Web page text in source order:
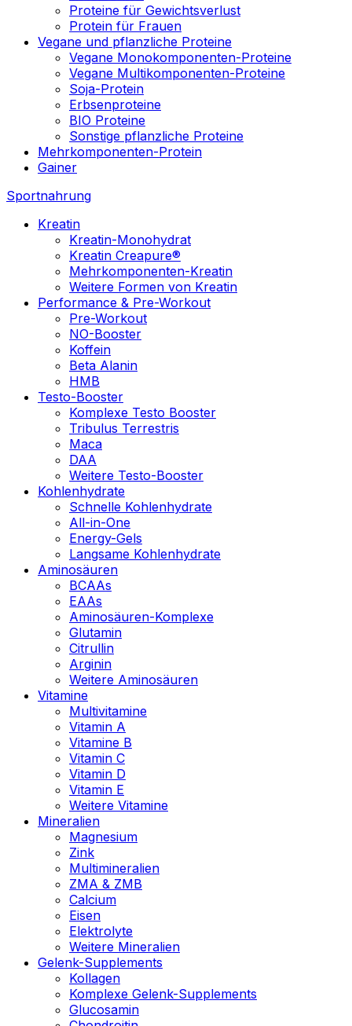
Proteine für Gewichtsverlust
Protein für Frauen
Vegane und pflanzliche Proteine
Vegane Monokomponenten-Proteine
Vegane Multikomponenten-Proteine
Soja-Protein
Erbsenproteine
BIO Proteine
Sonstige pflanzliche Proteine
Mehrkomponenten-Protein
Gainer
Sportnahrung
Kreatin
Kreatin-Monohydrat
Kreatin Creapure®
Mehrkomponenten-Kreatin
Weitere Formen von Kreatin
Performance & Pre-Workout
Pre-Workout
NO-Booster
Koffein
Beta Alanin
HMB
Testo-Booster
Komplexe Testo Booster
Tribulus Terrestris
Maca
DAA
Weitere Testo-Booster
Kohlenhydrate
Schnelle Kohlenhydrate
All-in-One
Energy-Gels
Langsame Kohlenhydrate
Aminosäuren
BCAAs
EAAs
Aminosäuren-Komplexe
Glutamin
Citrullin
Arginin
Weitere Aminosäuren
Vitamine
Multivitamine
Vitamin A
Vitamine B
Vitamin C
Vitamin D
Vitamin E
Weitere Vitamine
Mineralien
Magnesium
Zink
Multimineralien
ZMA & ZMB
Calcium
Eisen
Elektrolyte
Weitere Mineralien
Gelenk-Supplements
Kollagen
Komplexe Gelenk-Supplements
Glucosamin